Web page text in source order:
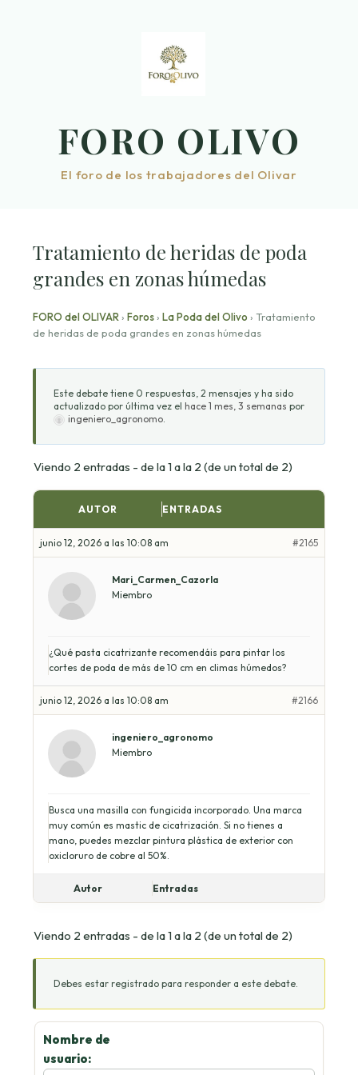
FORO OLIVO
El foro de los trabajadores del Olivar
Tratamiento de heridas de poda
grandes en zonas húmedas
FORO del OLIVAR › Foros › La Poda del Olivo › Tratamiento
de heridas de poda grandes en zonas húmedas
Este debate tiene 0 respuestas, 2 mensajes y ha sido
actualizado por última vez el hace 1 mes, 3 semanas por
ingeniero_agronomo
Viendo 2 entradas - de la 1 a la 2 (de un total de 2)
AUTOR ENTRADAS
junio 12, 2026 a las 10:08 am #2165
Mari_Carmen_Cazorla
Miembro
¿Qué pasta cicatrizante recomendáis para pintar los
cortes de poda de más de 10 cm en climas húmedos?
junio 12, 2026 a las 10:08 am #2166
ingeniero_agronomo
Miembro
Busca una masilla con fungicida incorporado. Una marca
muy común es mastic de cicatrización. Si no tienes a
mano, puedes mezclar pintura plástica de exterior con
oxicloruro de cobre al 50%.
Autor Entradas
Viendo 2 entradas - de la 1 a la 2 (de un total de 2)
Debes estar registrado para responder a este debate.
Nombre de
usuario: